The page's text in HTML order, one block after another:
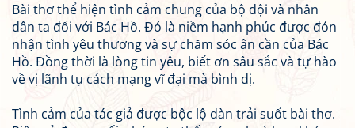
Bài thơ thể hiện tình cảm chung của bộ đội và nhân
dân ta đối với Bác Hồ. Đó là niềm hạnh phúc được đón
nhận tình yêu thương và sự chăm sóc ân cần của Bác
Hồ. Đồng thời là lòng tin yêu, biết ơn sâu sắc và tự hào
về vị lãnh tụ cách mạng vĩ đại mà bình dị.
Tình cảm của tác giả được bộc lộ dàn trải suốt bài thơ.